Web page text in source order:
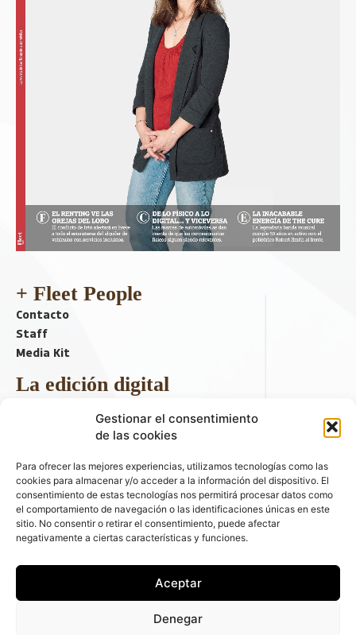
Gestionar el consentimiento
de las cookies
Para ofrecer las mejores experiencias, utilizamos tecnologías como las
cookies para almacenar y/o acceder a la información del dispositivo. El
consentimiento de estas tecnologías nos permitirá procesar datos como
el comportamiento de navegación o las identificaciones únicas en este
sitio. No consentir o retirar el consentimiento, puede afectar
negativamente a ciertas características y funciones.
Aceptar
Denegar
+ Fleet People
Contacto
Staff
Media Kit
La edición digital
Descargar último ejemplar
ir a hemeroteca
+ Contenido en redes sociales
automóviles - C/ Fernández de la Hoz 70, 1ºB - 28003 - Madrid